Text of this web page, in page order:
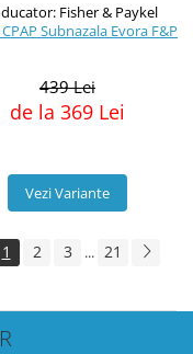
Fisher & Paykel
Subnazala Evora F&P
439 Lei
de la 369 Lei
Vezi Variante
1 2 3 ... 21